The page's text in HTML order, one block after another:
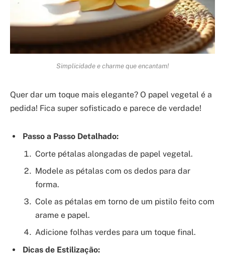
Simplicidade e charme que encantam!
Quer dar um toque mais elegante? O papel vegetal é a
pedida! Fica super sofisticado e parece de verdade!
Passo a Passo Detalhado:
Corte pétalas alongadas de papel vegetal.
Modele as pétalas com os dedos para dar
forma.
Cole as pétalas em torno de um pistilo feito com
arame e papel.
Adicione folhas verdes para um toque final.
Dicas de Estilização: